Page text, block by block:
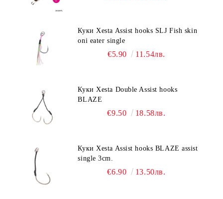
Куки Xesta Assist hooks SLJ Fish skin
oni eater single
€5.90 11.54лв.
Куки Xesta Double Assist hooks
BLAZE
€9.50 18.58лв.
Куки Xesta Assist hooks BLAZE assist
single 3cm.
€6.90 13.50лв.